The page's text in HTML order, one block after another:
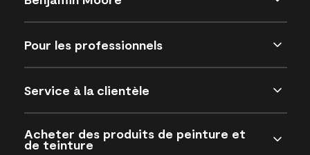
Pour les professionnels
Service à la clientèle
Acheter des produits de peinture et
de teinture